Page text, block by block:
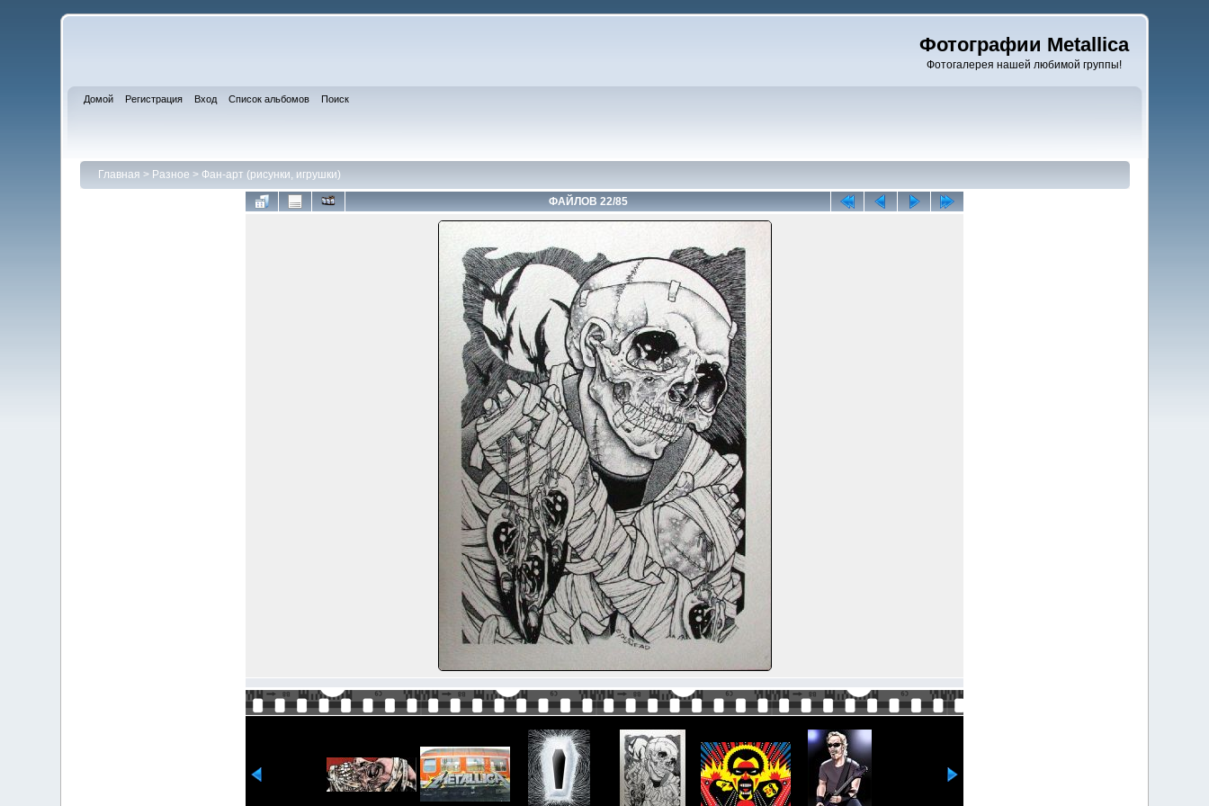
Фотографии Metallica
Фотогалерея нашей любимой группы!
Домой Регистрация Вход Список альбомов Поиск
Главная > Разное > Фан-арт (рисунки, игрушки)
ФАЙЛОВ 22/85